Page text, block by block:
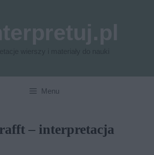
Menu
– interpretacja